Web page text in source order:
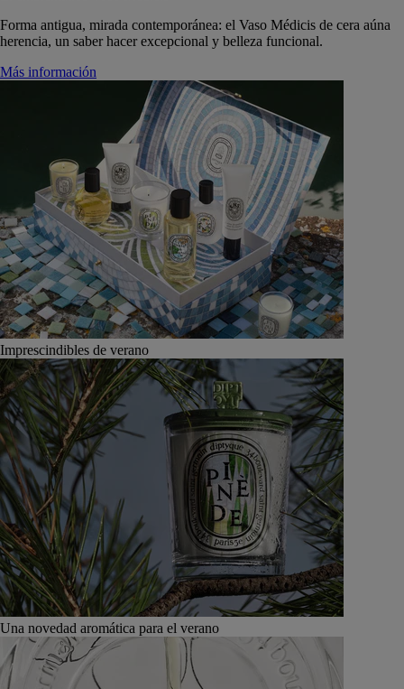
Forma antigua, mirada contemporánea: el Vaso Médicis de cera aúna
herencia, un saber hacer excepcional y belleza funcional.
Más información
Imprescindibles de verano
Una novedad aromática para el verano